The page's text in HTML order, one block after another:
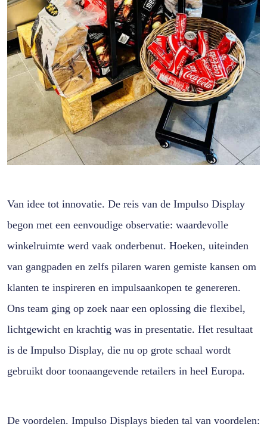
Van idee tot innovatie. De reis van de Impulso Display
begon met een eenvoudige observatie: waardevolle
winkelruimte werd vaak onderbenut. Hoeken, uiteinden
van gangpaden en zelfs pilaren waren gemiste kansen om
klanten te inspireren en impulsaankopen te genereren.
Ons team ging op zoek naar een oplossing die flexibel,
lichtgewicht en krachtig was in presentatie. Het resultaat
is de Impulso Display, die nu op grote schaal wordt
gebruikt door toonaangevende retailers in heel Europa.
De voordelen. Impulso Displays bieden tal van voordelen: